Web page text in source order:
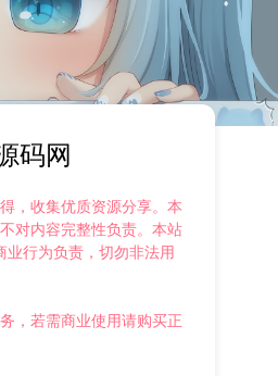
码网
，收集优质资源分享。本
对内容完整性负责。本站
业行为负责，切勿非法用
，若需商业使用请购买正